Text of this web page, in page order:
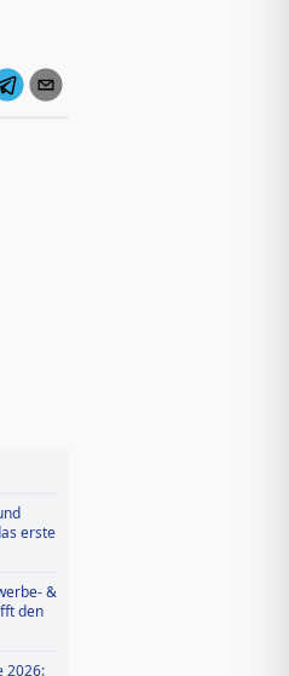
erste
&
den
2026: